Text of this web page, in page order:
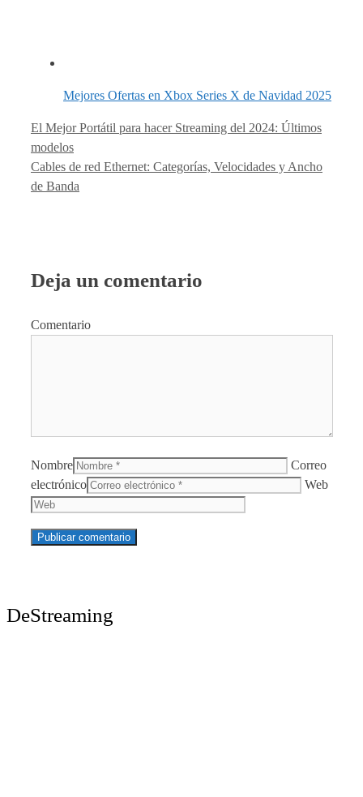
Mejores Ofertas en Xbox Series X de Navidad 2025
El Mejor Portátil para hacer Streaming del 2024: Últimos
modelos
Cables de red Ethernet: Categorías, Velocidades y Ancho
de Banda
Deja un comentario
Comentario
Nombre
Correo
electrónico
Web
DeStreaming